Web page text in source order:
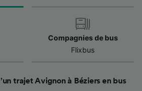
Compagnies de bus
Flixbus
trajet Avignon à Béziers en bus
données selon les
de géolocalisation
activement les
l’appareil pour
mesure de